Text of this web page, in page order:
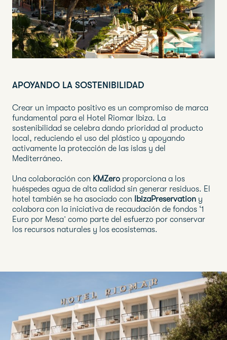
APOYANDO LA SOSTENIBILIDAD
Crear un impacto positivo es un compromiso de marca
fundamental para el Hotel Riomar Ibiza. La
sostenibilidad se celebra dando prioridad al producto
local, reduciendo el uso del plástico y apoyando
activamente la protección de las islas y del
Mediterráneo.
Una colaboración con KMZero proporciona a los
huéspedes agua de alta calidad sin generar residuos. El
hotel también se ha asociado con
IbizaPreservation y
colabora con la iniciativa de recaudación de fondos ‘1
Euro por Mesa’ como parte del esfuerzo por conservar
los recursos naturales y los ecosistemas.